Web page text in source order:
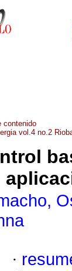
contenido
vol.4 no.2
·